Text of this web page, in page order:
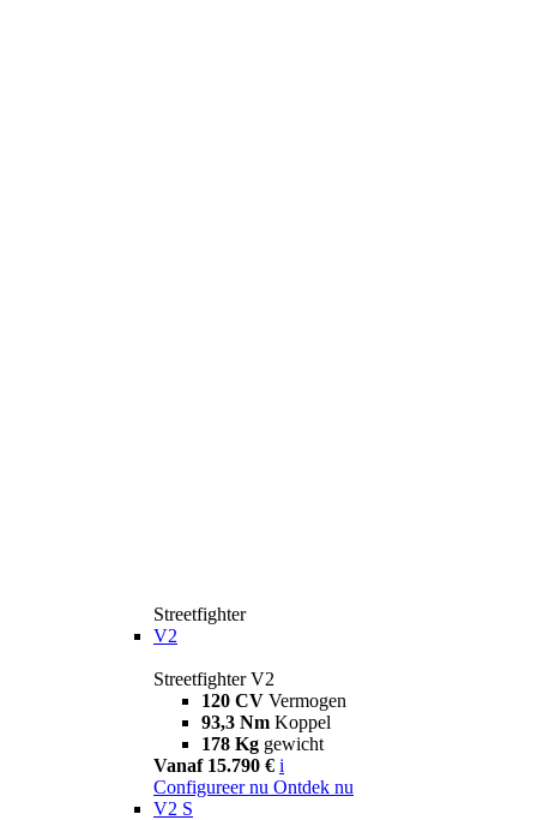
Streetfighter
V2
Streetfighter V2
120 CV Vermogen
93,3 Nm Koppel
178 Kg gewicht
Vanaf 15.790 € i
Configureer nu Ontdek nu
V2 S